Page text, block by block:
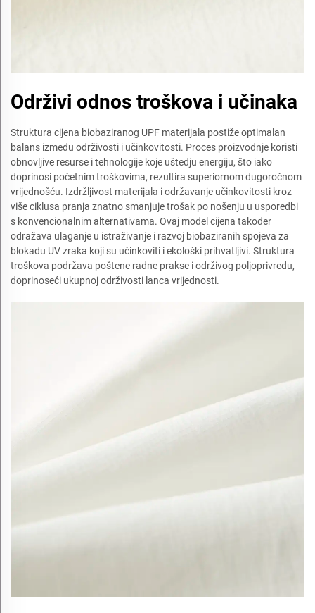
Održivi odnos troškova i učinaka
Struktura cijena biobaziranog UPF materijala postiže optimalan
balans između održivosti i učinkovitosti. Proces proizvodnje koristi
obnovljive resurse i tehnologije koje uštedju energiju, što iako
doprinosi početnim troškovima, rezultira superiornom dugoročnom
vrijednošću. Izdržljivost materijala i održavanje učinkovitosti kroz
više ciklusa pranja znatno smanjuje trošak po nošenju u usporedbi
s konvencionalnim alternativama. Ovaj model cijena također
odražava ulaganje u istraživanje i razvoj biobaziranih spojeva za
blokadu UV zraka koji su učinkoviti i ekološki prihvatljivi. Struktura
troškova podržava poštene radne prakse i održivog poljoprivredu,
doprinoseći ukupnoj održivosti lanca vrijednosti.